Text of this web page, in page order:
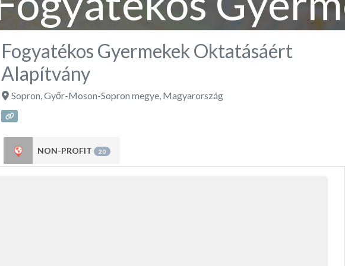
Oktatásáért
Fogyatékos Gyermekek Oktatásáért
Alapítvány
Sopron,Győr-Moson-Sopron megye, Magyarország
NON-PROFIT 20